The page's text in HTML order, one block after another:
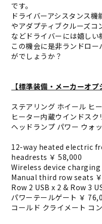
です。
ドライバーアシスタンス
やアダプティブクルーズコ
などドライバーには嬉しい
この機会に是非ランドロ
がでしょうか？
【標準装備・メーカーオプ
ステアリング ホイール ヒ
ヒーター内蔵ウインドスク
ヘッドランプ パワー ウォ
12-way heated electric
headrests ￥ 58,000
Wireless device charging
Manual third row seats
Row 2 USB x 2 & Row 3
パワーテールゲート ￥
コールド クライメート コ